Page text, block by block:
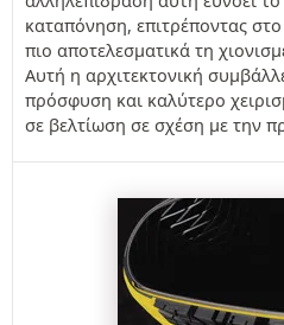
καταπόνηση, επιτρέποντας
πιο αποτελεσματικά τη
Αυτή η αρχιτεκτονική
πρόσφυση και καλύτερο
σε βελτίωση σε σχέση με την